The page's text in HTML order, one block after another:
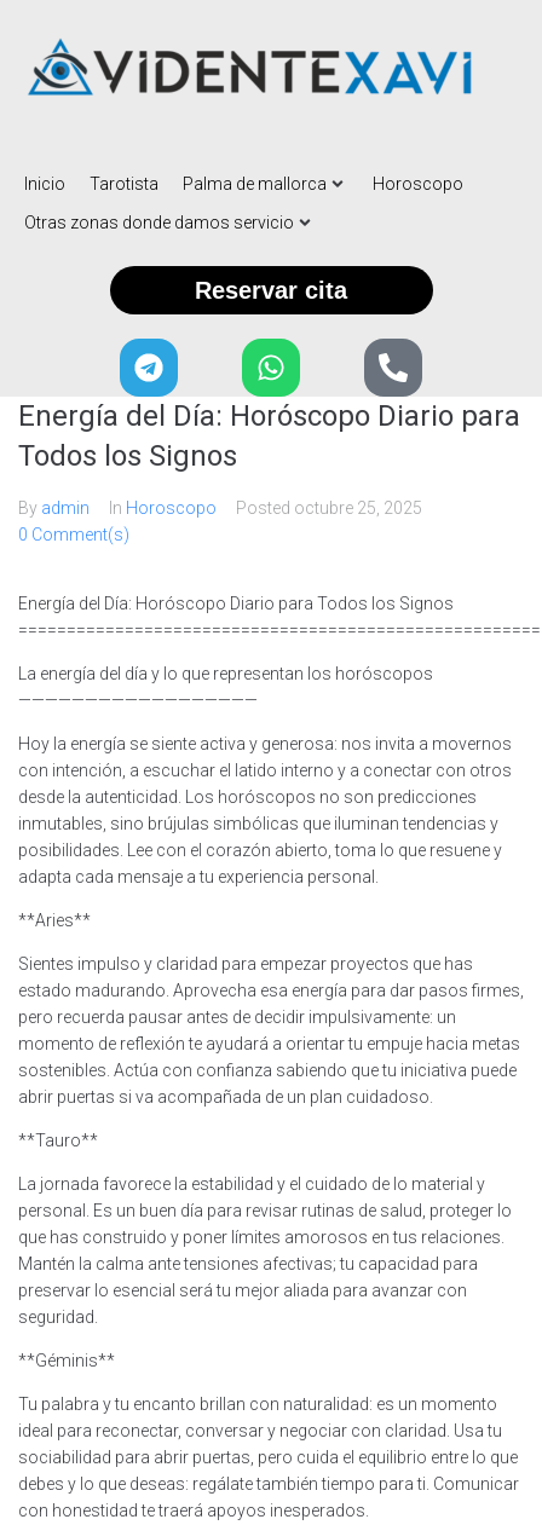
Inicio Tarotista Palma de mallorca
Horoscopo
Otras zonas donde damos servicio
Reservar cita
Energía del Día: Horóscopo Diario para
Todos los Signos
By admin In Horoscopo Posted octubre 25, 2025
0 Comment(s)
Energía del Día: Horóscopo Diario para Todos los Signos
La energía del día y lo que representan los horóscopos
——————————————————
Hoy la energía se siente activa y generosa: nos invita a movernos
con intención, a escuchar el latido interno y a conectar con otros
desde la autenticidad. Los horóscopos no son predicciones
inmutables, sino brújulas simbólicas que iluminan tendencias y
posibilidades. Lee con el corazón abierto, toma lo que resuene y
adapta cada mensaje a tu experiencia personal.
**Aries**
Sientes impulso y claridad para empezar proyectos que has
estado madurando. Aprovecha esa energía para dar pasos firmes,
pero recuerda pausar antes de decidir impulsivamente: un
momento de reflexión te ayudará a orientar tu empuje hacia metas
sostenibles. Actúa con confianza sabiendo que tu iniciativa puede
abrir puertas si va acompañada de un plan cuidadoso.
**Tauro**
La jornada favorece la estabilidad y el cuidado de lo material y
personal. Es un buen día para revisar rutinas de salud, proteger lo
que has construido y poner límites amorosos en tus relaciones.
Mantén la calma ante tensiones afectivas; tu capacidad para
preservar lo esencial será tu mejor aliada para avanzar con
seguridad.
**Géminis**
Tu palabra y tu encanto brillan con naturalidad: es un momento
ideal para reconectar, conversar y negociar con claridad. Usa tu
sociabilidad para abrir puertas, pero cuida el equilibrio entre lo que
debes y lo que deseas: regálate también tiempo para ti. Comunicar
con honestidad te traerá apoyos inesperados.